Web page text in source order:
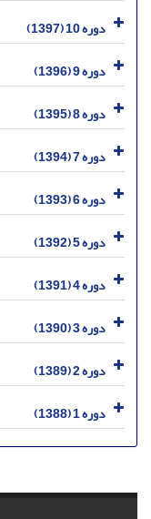
دوره 10 (1397)
دوره 9 (1396)
دوره 8 (1395)
دوره 7 (1394)
دوره 6 (1393)
دوره 5 (1392)
دوره 4 (1391)
دوره 3 (1390)
دوره 2 (1389)
دوره 1 (1388)